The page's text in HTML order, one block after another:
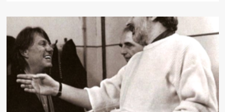
Das
des
dritten
Abends